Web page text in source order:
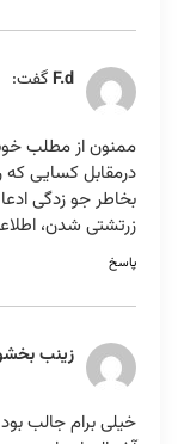
F.d گفت:
ممنون از مطلب
درمقابل کسایی
بخاطر جو زدگی
زرتشتی شدن،
پاسخ
زینب
خیلی برام جالب